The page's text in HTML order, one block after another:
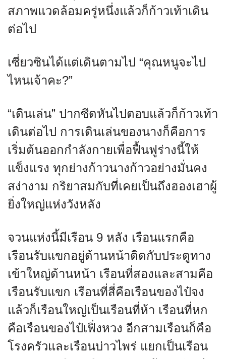
สภาพแวดล้อมครู่หนึ่งแล้วก็ก้าวเท้าเดิน
ต่อไป
เซี่ยวซินได้แต่เดินตามไป “คุณหนูจะไป
ไหนเจ้าคะ?”
“เดินเล่น” ปากซีดหันไปตอบแล้วก็ก้าวเท้า
เดินต่อไป การเดินเล่นของนางก็คือการ
เริ่มต้นออกกำลังกายเพื่อฟื้นฟูร่างนี้ให้
แข็งแรง ทุกย่างก้าวนางก้าวอย่างมั่นคง
สง่างาม กริยาสมกับที่เคยเป็นถึงฮองเฮาผู้
ยิ่งใหญ่แห่งวังหลัง
จวนแห่งนี้มีเรือน 9 หลัง เรือนแรกคือ
เรือนรับแขกอยู่ด้านหน้าติดกับประตูทาง
เข้าใหญ่ด้านหน้า เรือนที่สองและสามคือ
เรือนรับแขก เรือนที่สี่คือเรือนของไป๋จง
แล้วก็เรือนใหญ่เป็นเรือนที่ห้า เรือนที่หก
คือเรือนของไป๋เฟิ่งหวง อีกสามเรือนก็คือ
โรงครัวและเรือนบ่าวไพร่ แยกเป็นเรือน